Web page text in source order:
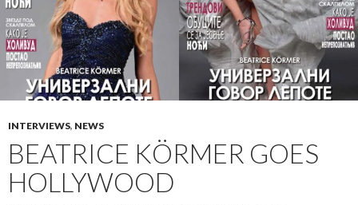
INTERVIEWS, NEWS
BEATRICE KÖRMER GOES
HOLLYWOOD